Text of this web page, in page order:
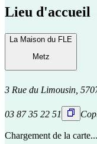
Lieu d'accueil
La Maison du FLE
Metz
3 Rue du Limousin,
03 87 35 22 51
Chargement de la carte...